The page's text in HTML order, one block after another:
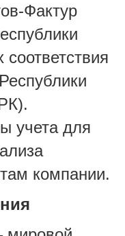
Фактур
соответствия
учета для
компании.